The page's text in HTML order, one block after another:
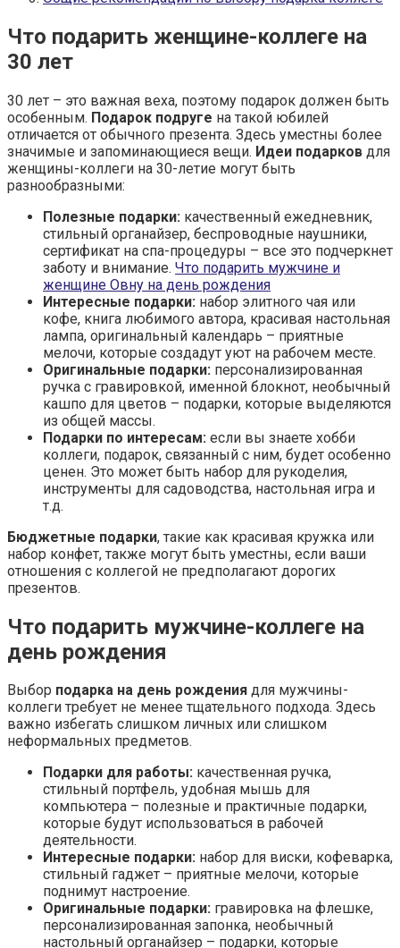
Что подарить женщине-коллеге на
30 лет
30 лет – это важная веха, поэтому подарок должен быть
особенным. Подарок подруге на такой юбилей
отличается от обычного презента. Здесь уместны более
значимые и запоминающиеся вещи. Идеи подарков для
женщины-коллеги на 30-летие могут быть
разнообразными:
Полезные подарки: качественный ежедневник,
стильный органайзер, беспроводные наушники,
сертификат на спа-процедуры – все это подчеркнет
заботу и внимание. Что подарить мужчине и
женщине Овну на день рождения
Интересные подарки: набор элитного чая или
кофе, книга любимого автора, красивая настольная
лампа, оригинальный календарь – приятные
мелочи, которые создадут уют на рабочем месте.
Оригинальные подарки: персонализированная
ручка с гравировкой, именной блокнот, необычный
кашпо для цветов – подарки, которые выделяются
из общей массы.
Подарки по интересам: если вы знаете хобби
коллеги, подарок, связанный с ним, будет особенно
ценен. Это может быть набор для рукоделия,
инструменты для садоводства, настольная игра и
т.д.
Бюджетные подарки, такие как красивая кружка или
набор конфет, также могут быть уместны, если ваши
отношения с коллегой не предполагают дорогих
презентов.
Что подарить мужчине-коллеге на
день рождения
Выбор подарка на день рождения для мужчины-
коллеги требует не менее тщательного подхода. Здесь
важно избегать слишком личных или слишком
неформальных предметов.
Подарки для работы: качественная ручка,
стильный портфель, удобная мышь для
компьютера – полезные и практичные подарки,
которые будут использоваться в рабочей
деятельности.
Интересные подарки: набор для виски, кофеварка,
стильный гаджет – приятные мелочи, которые
поднимут настроение.
Оригинальные подарки: гравировка на флешке,
персонализированная запонка, необычный
настольный органайзер – подарки, которые